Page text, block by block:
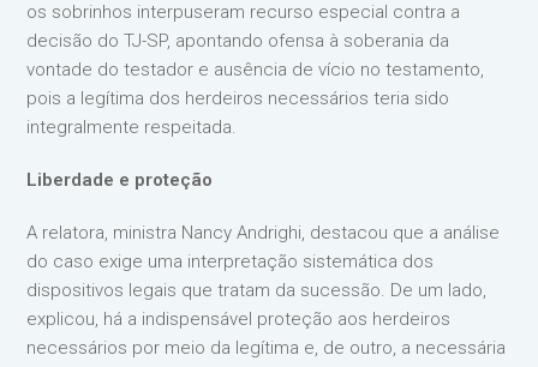
os sobrinhos interpuseram recurso especial contra a
decisão do TJ-SP, apontando ofensa à soberania da
vontade do testador e ausência de vício no testamento,
pois a legítima dos herdeiros necessários teria sido
integralmente respeitada.
Liberdade e proteção
A relatora, ministra Nancy Andrighi, destacou que a análise
do caso exige uma interpretação sistemática dos
dispositivos legais que tratam da sucessão. De um lado,
explicou, há a indispensável proteção aos herdeiros
necessários por meio da legítima e, de outro, a necessária